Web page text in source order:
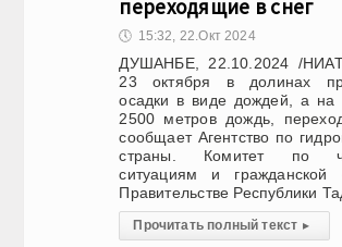
переходящие в снег
🕔 15:32, 22.Окт 2024
ДУШАНБЕ, 22.10.2024 /
23 октября в долинах
осадки в виде дождей, а на
2500 метров дождь,
сообщает Агентство по
страны. Комитет по
ситуациям и гражданской
Правительстве Республики
Прочитать полный текст ▸